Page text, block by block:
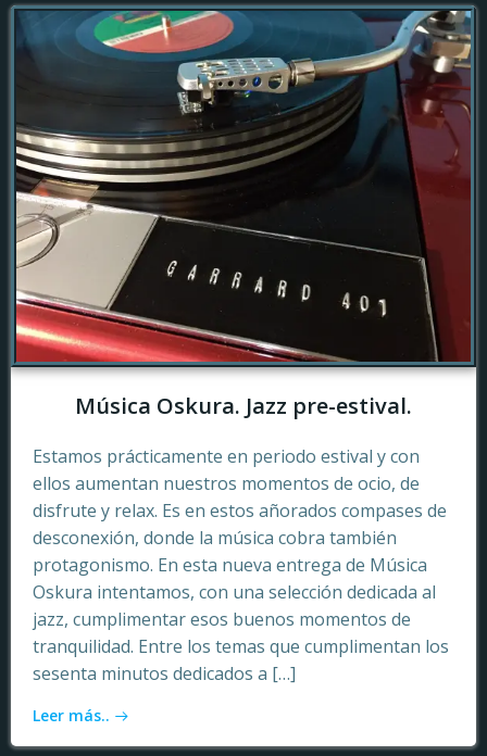
Música Oskura. Jazz pre-estival.
Estamos prácticamente en periodo estival y con
ellos aumentan nuestros momentos de ocio, de
disfrute y relax. Es en estos añorados compases de
desconexión, donde la música cobra también
protagonismo. En esta nueva entrega de Música
Oskura intentamos, con una selección dedicada al
jazz, cumplimentar esos buenos momentos de
tranquilidad. Entre los temas que cumplimentan los
sesenta minutos dedicados a […]
Leer más..